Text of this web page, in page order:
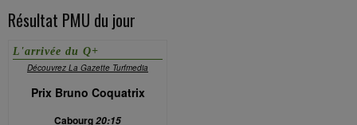
Résultat PMU du jour